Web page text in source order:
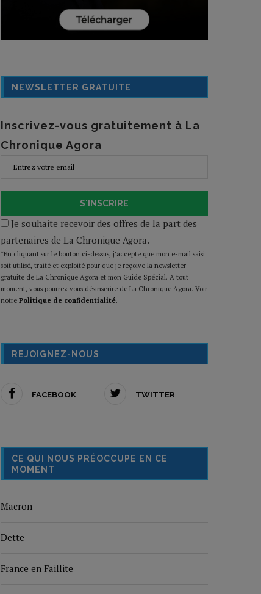
NEWSLETTER GRATUITE
Inscrivez-vous gratuitement à La
Chronique Agora
S'INSCRIRE
Je souhaite recevoir des offres de la part des
partenaires de La Chronique Agora.
*En cliquant sur le bouton ci-dessus, j’accepte que mon e-mail saisi
soit utilisé, traité et exploité pour que je reçoive la newsletter
gratuite de La Chronique Agora et mon Guide Spécial. A tout
moment, vous pourrez vous désinscrire de La Chronique Agora. Voir
notre Politique de confidentialité.
REJOIGNEZ-NOUS
FACEBOOK TWITTER
CE QUI NOUS PRÉOCCUPE EN CE
MOMENT
Macron
Dette
France en Faillite